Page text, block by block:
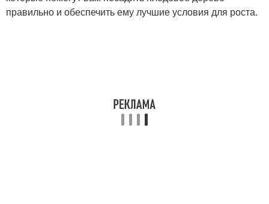
правильно и обеспечить ему лучшие условия для роста.